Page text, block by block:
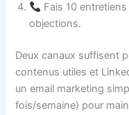
Fais 10
objections.
Deux canaux suffisent
contenus utiles et
un email marketing
fois/semaine) pour